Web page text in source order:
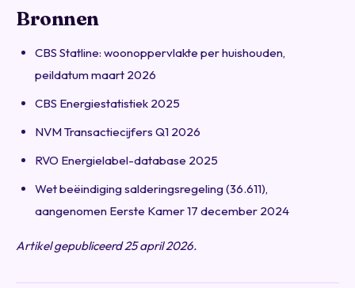
Bronnen
CBS Statline: woonoppervlakte per huishouden,
peildatum maart 2026
CBS Energiestatistiek 2025
NVM Transactiecijfers Q1 2026
RVO Energielabel-database 2025
Wet beëindiging salderingsregeling (36.611),
aangenomen Eerste Kamer 17 december 2024
Artikel gepubliceerd 25 april 2026.